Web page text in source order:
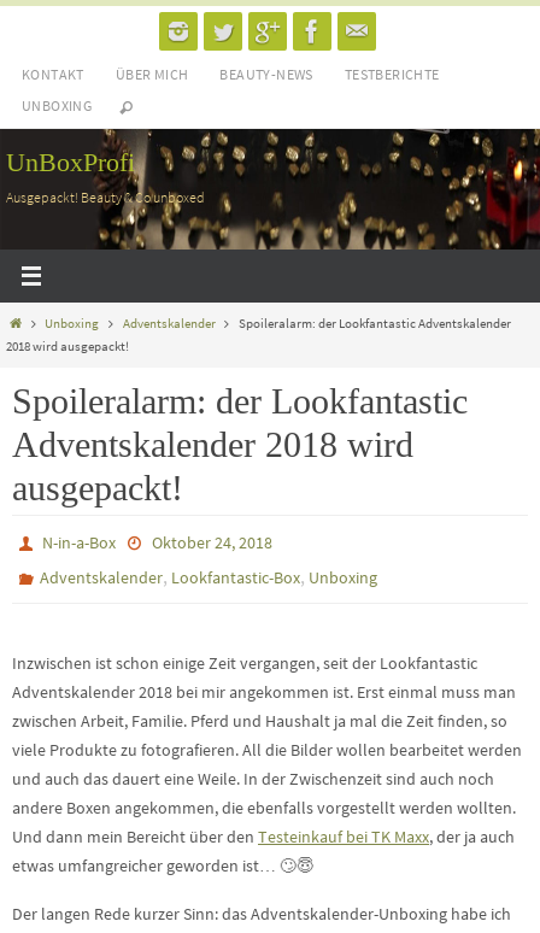
springen
KONTAKT ÜBER MICH BEAUTY-NEWS
TESTBERICHTE
UNBOXING
UnBoxProfi
Ausgepackt! Beauty & Co unboxed
HomeUnboxing Adventskalender
Spoileralarm: der Lookfantastic Adventskalender
2018 wird ausgepackt!
Spoileralarm: der Lookfantastic
Adventskalender 2018 wird
ausgepackt!
N-in-a-Box
Oktober 24, 2018
Adventskalender, Lookfantastic-Box, Unboxing
Inzwischen ist schon einige Zeit vergangen, seit der Lookfantastic
Adventskalender 2018 bei mir angekommen ist. Erst einmal muss man
zwischen Arbeit, Familie. Pferd und Haushalt ja mal die Zeit finden, so
viele Produkte zu fotografieren. All die Bilder wollen bearbeitet werden
und auch das dauert eine Weile. In der Zwischenzeit sind auch noch
andere Boxen angekommen, die ebenfalls vorgestellt werden wollten.
Und dann mein Bereicht über den Testeinkauf bei TK Maxx, der ja auch
etwas umfangreicher geworden ist… 🙄😇
Der langen Rede kurzer Sinn: das Adventskalender-Unboxing habe ich